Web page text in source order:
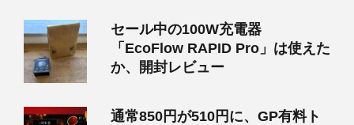
セール中の100W充電器
「EcoFlow RAPID Pro」は使えた
か、開封レビュー
通常850円が510円に、GP有料ト